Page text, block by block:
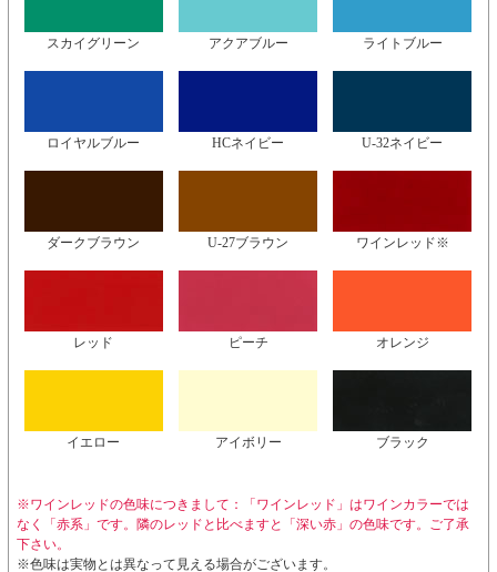
スカイグリーン アクアブルー ライトブルー
ロイヤルブルー HCネイビー U-32ネイビー
ダークブラウン U-27ブラウン ワインレッド※
レッド ピーチ オレンジ
イエロー アイボリー ブラック
※ワインレッドの色味につきまして：「ワインレッド」はワインカラーでは
なく「赤系」です。隣のレッドと比べますと「深い赤」の色味です。ご了承
下さい。
※色味は実物とは異なって見える場合がございます。